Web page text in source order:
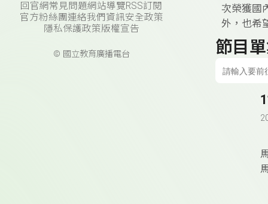
回官網常見問題網站導覽RSS訂閱
官方粉絲團連絡我們 資訊安全政策
隱私保護政策版權宣告
© 國立教育廣播電台
次榮獲國
外，也希
節目